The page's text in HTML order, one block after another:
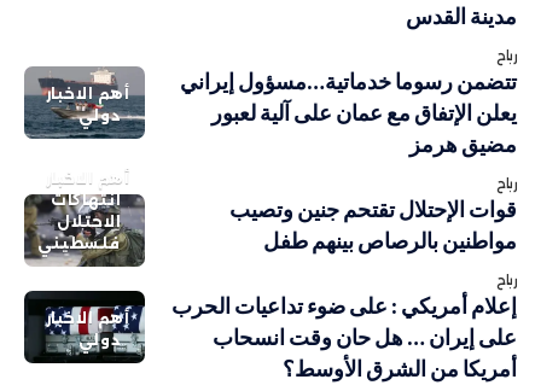
مدينة القدس
رباح
أهم الاخبار
دولي
تتضمن رسوما خدماتية…مسؤول إيراني
يعلن الإتفاق مع عمان على آلية لعبور
مضيق هرمز
رباح
أهم الاخبار
انتهاكات
الاحتلال
فلسطيني
قوات الإحتلال تقتحم جنين وتصيب
مواطنين بالرصاص بينهم طفل
رباح
أهم الاخبار
دولي
إعلام أمريكي : على ضوء تداعيات الحرب
على إيران … هل حان وقت انسحاب
أمريكا من الشرق الأوسط؟